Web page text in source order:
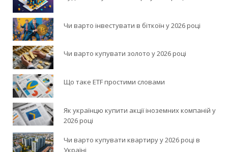
Чи варто інвестувати в біткоїн у 2026 році
Чи варто купувати золото у 2026 році
Що таке ETF простими словами
Як українцю купити акції іноземних компаній у
2026 році
Чи варто купувати квартиру у 2026 році в
Україні